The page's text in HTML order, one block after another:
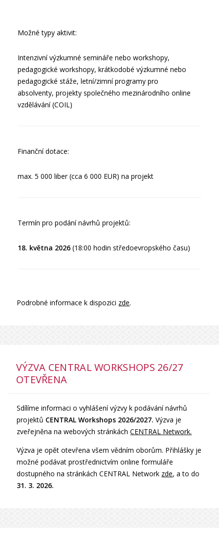
Možné typy aktivit:
Intenzivní výzkumné semináře nebo workshopy,
pedagogické workshopy, krátkodobé výzkumné nebo
pedagogické stáže, letní/zimní programy pro
absolventy, projekty společného mezinárodního online
vzdělávání (COIL)
Finanční dotace:
max. 5 000 liber (cca 6 000 EUR) na projekt
Termín pro podání návrhů projektů:
18. května 2026(18:00 hodin středoevropského času)
Podrobné informace k dispozici zde.
VÝZVA CENTRAL WORKSHOPS 26/27
OTEVŘENA
Sdílíme informaci o vyhlášení výzvy k podávání návrhů
projektů CENTRAL Workshops 2026/2027. Výzva je
zveřejněna na webových stránkáchCENTRAL Network.
Výzva je opět otevřena všem vědním oborům. Přihlášky je
možné podávat prostřednictvím online formuláře
dostupného na stránkách CENTRAL Network zde, a to do
31. 3. 2026.